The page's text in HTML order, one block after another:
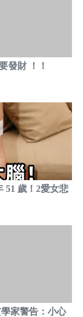
發財 ！！
51 歲！2愛女悲
家警告：小心